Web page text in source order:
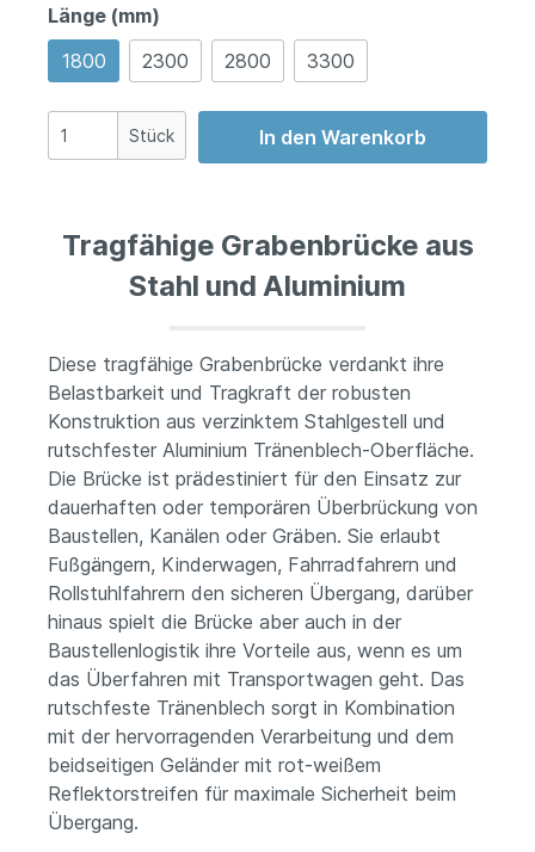
Länge (mm)
1800
2300 2800 3300
Stück In den Warenkorb
Tragfähige Grabenbrücke aus
Stahl und Aluminium
Diese tragfähige Grabenbrücke verdankt ihre
Belastbarkeit und Tragkraft der robusten
Konstruktion aus verzinktem Stahlgestell und
rutschfester Aluminium Tränenblech-Oberfläche.
Die Brücke ist prädestiniert für den Einsatz zur
dauerhaften oder temporären Überbrückung von
Baustellen, Kanälen oder Gräben. Sie erlaubt
Fußgängern, Kinderwagen, Fahrradfahrern und
Rollstuhlfahrern den sicheren Übergang, darüber
hinaus spielt die Brücke aber auch in der
Baustellenlogistik ihre Vorteile aus, wenn es um
das Überfahren mit Transportwagen geht. Das
rutschfeste Tränenblech sorgt in Kombination
mit der hervorragenden Verarbeitung und dem
beidseitigen Geländer mit rot-weißem
Reflektorstreifen für maximale Sicherheit beim
Übergang.